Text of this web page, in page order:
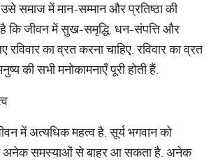
उसे समाज में मान-सम्मान और प्रतिष्ठा की
है कि जीवन में सुख-समृद्धि, धन-संपत्ति और
का व्रत करना चाहिए. रविवार का व्रत
की सभी मनोकामनाएँ पूरी होती हैं.
में अत्यधिक महत्व है. सूर्य भगवान को
अनेक समस्याओं से बाहर आ सकता है. अनेक